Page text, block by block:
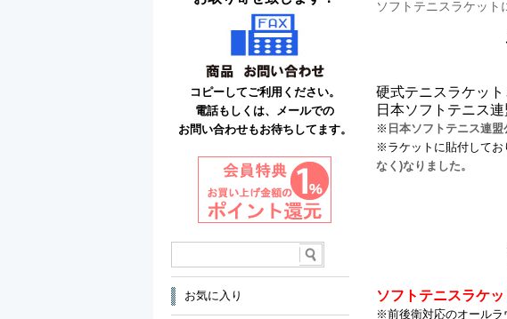
ソフトテニスラケット
こ
硬式テニスラケット
日本ソフトテニス
※ 日本ソフトテニス連
※ラケットに貼付してお
なく)なりました。
ソフトテニスラケ
※前後衛対応のオールラ
コピーしてご利用ください。
電話もしくは、メールでの
お問い合わせもお待ちしてます。
お気に入り